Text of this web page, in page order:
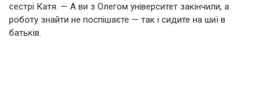
сестрі Катя. — А ви з Олегом університет закінчили, а
роботу знайти не поспішаєте — так і сидите на шиї в
батьків.